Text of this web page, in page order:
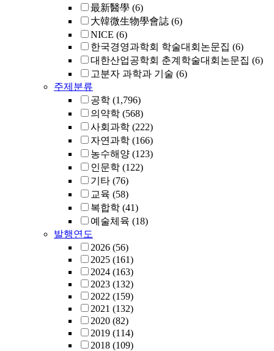
最新醫學 (6)
大韓微生物學會誌 (6)
NICE (6)
한국경영과학회 학술대회논문집 (6)
대한산업공학회 춘계학술대회논문집 (6)
고분자 과학과 기술 (6)
주제분류
공학 (1,796)
의약학 (568)
사회과학 (222)
자연과학 (166)
농수해양 (123)
인문학 (122)
기타 (76)
교육 (58)
복합학 (41)
예술체육 (18)
발행연도
2026 (56)
2025 (161)
2024 (163)
2023 (132)
2022 (159)
2021 (132)
2020 (82)
2019 (114)
2018 (109)